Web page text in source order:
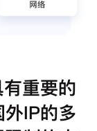
重要的
IP的多